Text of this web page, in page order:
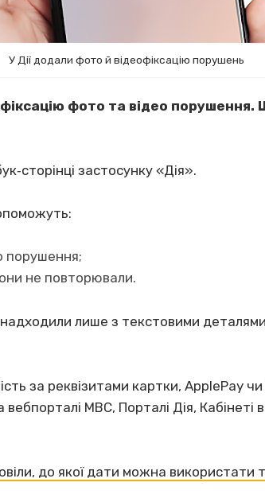
У Дії додали фото й відеофіксацію порушень
фото та відео
застосунку «Дія».
порушення;
не повторювали.
лише з текстовими
за реквізитами картки, ApplePay чи
МВС, Порталі Дія, Кабінеті
до якої дати можна використати